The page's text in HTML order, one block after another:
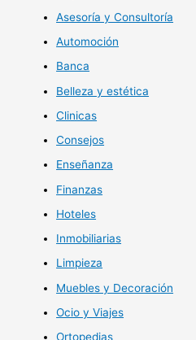
Asesoría y Consultoría
Automoción
Banca
Belleza y estética
Clinicas
Consejos
Enseñanza
Finanzas
Hoteles
Inmobiliarias
Limpieza
Muebles y Decoración
Ocio y Viajes
Ortopedias